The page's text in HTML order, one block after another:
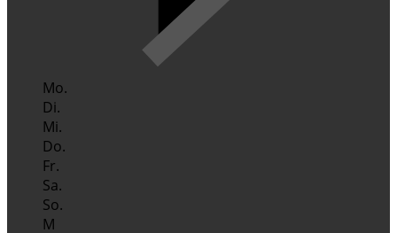
Mo.
Di.
Mi.
Do.
Fr.
Sa.
So.
M